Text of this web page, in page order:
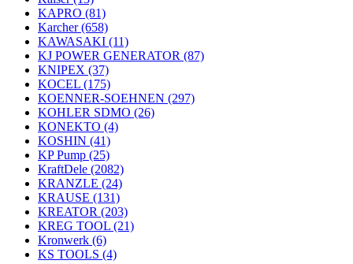
KAPRO (81)
Karcher(658)
KAWASAKI (11)
KJ POWER GENERATOR (87)
KNIPEX (37)
KOCEL (175)
KOENNER-SOEHNEN (297)
KOHLER SDMO (26)
KONEKTO (4)
KOSHIN (41)
KP Pump (25)
KraftDele (2082)
KRANZLE (24)
KRAUSE (131)
KREATOR (203)
KREG TOOL (21)
Kronwerk (6)
KS TOOLS (4)